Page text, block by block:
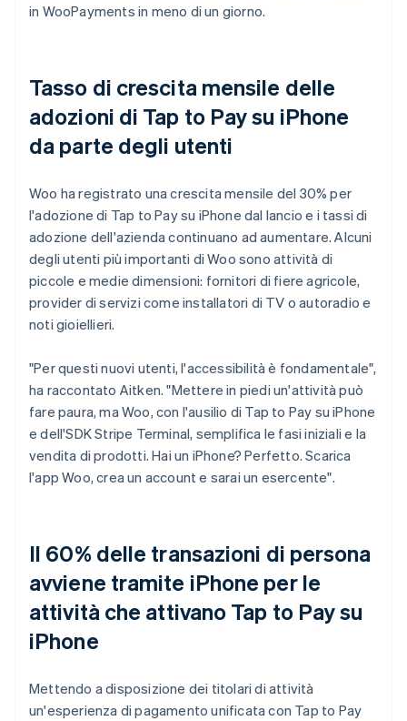
in WooPayments in meno di un giorno.
Tasso di crescita mensile delle
adozioni di Tap to Pay su iPhone
da parte degli utenti
Woo ha registrato una crescita mensile del 30% per
l'adozione di Tap to Pay su iPhone dal lancio e i tassi di
adozione dell'azienda continuano ad aumentare. Alcuni
degli utenti più importanti di Woo sono attività di
piccole e medie dimensioni: fornitori di fiere agricole,
provider di servizi come installatori di TV o autoradio e
noti gioiellieri.
"Per questi nuovi utenti, l'accessibilità è fondamentale",
ha raccontato Aitken. "Mettere in piedi un'attività può
fare paura, ma Woo, con l'ausilio di Tap to Pay su iPhone
e dell'SDK Stripe Terminal, semplifica le fasi iniziali e la
vendita di prodotti. Hai un iPhone? Perfetto. Scarica
l'app Woo, crea un account e sarai un esercente".
Il 60% delle transazioni di persona
avviene tramite iPhone per le
attività che attivano Tap to Pay su
iPhone
Mettendo a disposizione dei titolari di attività
un'esperienza di pagamento unificata con Tap to Pay